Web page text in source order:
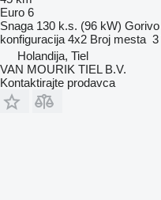
Euro 6
Snaga 130 k.s. (96 kW) Gorivo
konfiguracija 4x2 Broj mesta 3
Holandija, Tiel
VAN MOURIK TIEL B.V.
Kontaktirajte prodavca